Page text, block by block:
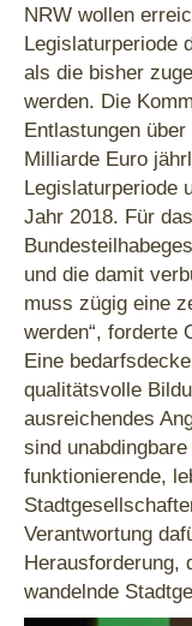
NRW wollen
Legislaturperiode
als die bisher
werden. Die
Entlastungen
Milliarde Euro
Legislaturperiode
Jahr 2018. Für
und die damit
muss zügig eine
werden“, forderte
Eine
qualitätsvolle
ausreichendes
sind
funktionierende,
Verantwortung
Herausforderung,
wandelnde